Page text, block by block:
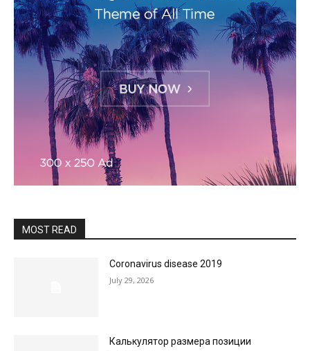
MOST READ
Coronavirus disease 2019
July 29, 2026
Калькулятор размера позиции